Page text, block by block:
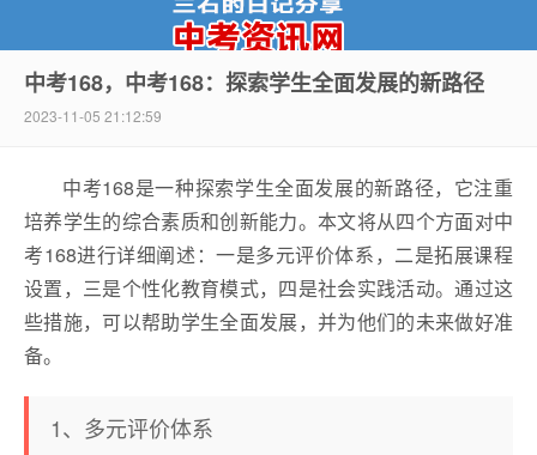
中考资讯网
中考168，中考168：探索学生全面发展的新路径
2023-11-05 21:12:59
中考168是一种探索学生全面发展的新路径，它注重
培养学生的综合素质和创新能力。本文将从四个方面对中
考168进行详细阐述：一是多元评价体系，二是拓展课程
设置，三是个性化教育模式，四是社会实践活动。通过这
些措施，可以帮助学生全面发展，并为他们的未来做好准
备。
1、多元评价体系